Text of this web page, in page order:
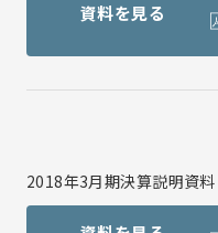
資料を見る
2018年3月期決算説明資料